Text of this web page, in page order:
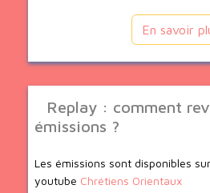
En savoir
Replay : comment
émissions ?
Les émissions sont disponibles
youtube Chrétiens Orientaux